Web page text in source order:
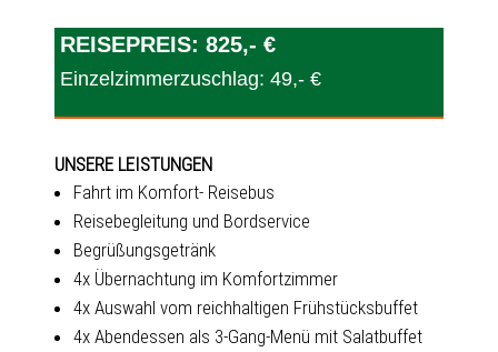
REISEPREIS: 825,- €
Einzelzimmerzuschlag: 49,- €
UNSERE LEISTUNGEN
Fahrt im Komfort- Reisebus
Reisebegleitung und Bordservice
Begrüßungsgetränk
4x Übernachtung im Komfortzimmer
4x Auswahl vom reichhaltigen Frühstücksbuffet
4x Abendessen als 3-Gang-Menü mit Salatbuffet